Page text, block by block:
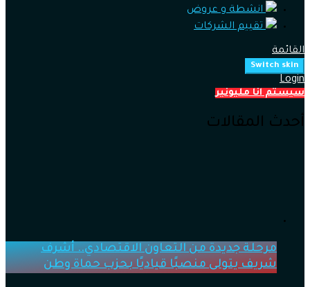
انشطة و عروض
تقييم الشركات
القائمة
Switch skin
Login
سيستم انا مليونير
أحدث المقالات
مرحلة جديدة من التعاون الاقتصادي.. أشرف
شريف يتولى منصبًا قياديًا بحزب حماة وطن